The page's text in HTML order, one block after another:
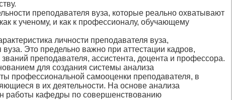
преподавателя вуза, которые реально охватывают
к ученому, и как к профессионалу, обучающему
личности преподавателя вуза,
Это предельно важно при аттестации кадров,
преподавателя, ассистента, доцента и профессора.
для создания системы анализа
профессиональной самооценки преподавателя, в
в их деятельности. На основе анализа
работы кафедры по совершенствованию